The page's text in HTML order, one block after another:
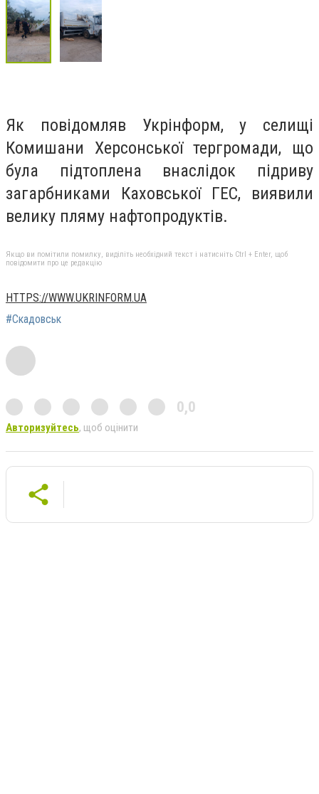
Як повідомляв Укрінформ, у селищі
Комишани Херсонської тергромади, що
була підтоплена внаслідок підриву
загарбниками Каховської ГЕС, виявили
велику пляму нафтопродуктів.
Якщо ви помітили помилку, виділіть необхідний текст і натисніть Ctrl + Enter, щоб
повідомити про це редакцію
HTTPS://WWW.UKRINFORM.UA
#Скадовськ
0,0
Авторизуйтесь, щоб оцінити